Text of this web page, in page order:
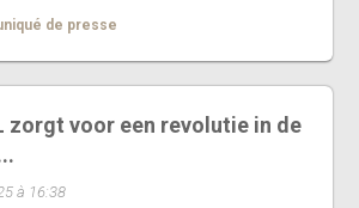
de presse
zorgt voor een revolutie in de
à 16:38